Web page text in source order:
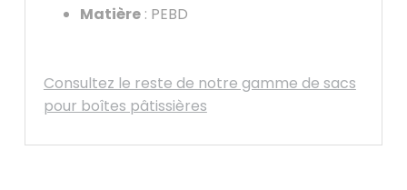
Matière: PEBD
Consultez le reste de notre gamme de sacs
pour boîtes pâtissières